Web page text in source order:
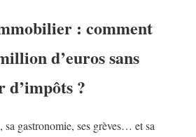
: comment
d’euros sans
d’impôts ?
gastronomie, ses grèves… et sa